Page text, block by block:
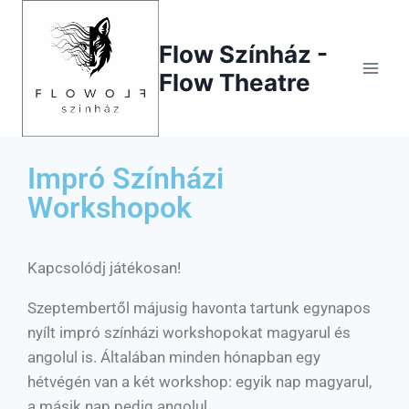
Flow Színház -
Flow Theatre
Impró Színházi
Workshopok
Kapcsolódj játékosan!
Szeptembertől májusig havonta tartunk egynapos
nyílt impró színházi workshopokat magyarul és
angolul is. Általában minden hónapban egy
hétvégén van a két workshop: egyik nap magyarul,